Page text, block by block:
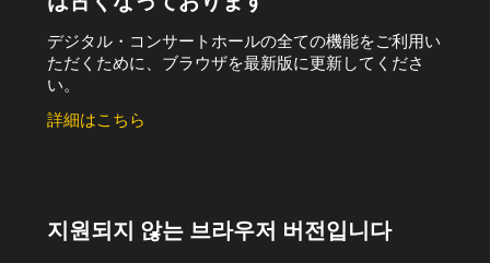
デジタル・コンサートホールの全ての機能をご利用い
ただくために、ブラウザを最新版に更新してくださ
い。
詳細はこちら
지원되지 않는 브라우저 버전입니다